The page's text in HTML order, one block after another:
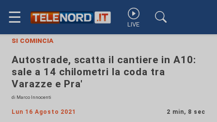
☰ LIVE
si comincia
Autostrade, scatta il cantiere in A10:
sale a 14 chilometri la coda tra
Varazze e Pra'
di Marco Innocenti
Lun 16 Agosto 2021 2 min, 8 sec